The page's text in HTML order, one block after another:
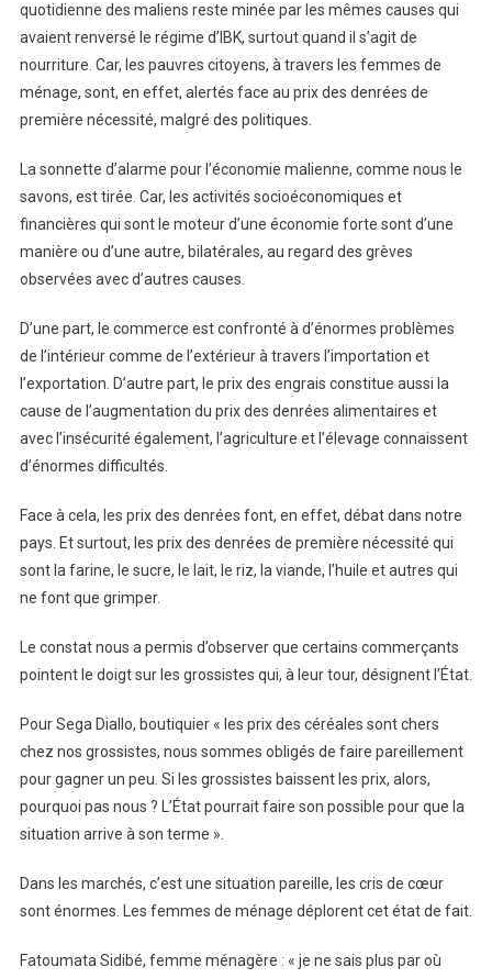
quotidienne des maliens reste minée par les mêmes causes qui
avaient renversé le régime d’IBK, surtout quand il s’agit de
nourriture. Car, les pauvres citoyens, à travers les femmes de
ménage, sont, en effet, alertés face au prix des denrées de
première nécessité, malgré des politiques.
La sonnette d’alarme pour l’économie malienne, comme nous le
savons, est tirée. Car, les activités socioéconomiques et
financières qui sont le moteur d’une économie forte sont d’une
manière ou d’une autre, bilatérales, au regard des grèves
observées avec d’autres causes.
D’une part, le commerce est confronté à d’énormes problèmes
de l’intérieur comme de l’extérieur à travers l’importation et
l’exportation. D’autre part, le prix des engrais constitue aussi la
cause de l’augmentation du prix des denrées alimentaires et
avec l’insécurité également, l’agriculture et l’élevage connaissent
d’énormes difficultés.
Face à cela, les prix des denrées font, en effet, débat dans notre
pays. Et surtout, les prix des denrées de première nécessité qui
sont la farine, le sucre, le lait, le riz, la viande, l’huile et autres qui
ne font que grimper.
Le constat nous a permis d’observer que certains commerçants
pointent le doigt sur les grossistes qui, à leur tour, désignent l’État.
Pour Sega Diallo, boutiquier « les prix des céréales sont chers
chez nos grossistes, nous sommes obligés de faire pareillement
pour gagner un peu. Si les grossistes baissent les prix, alors,
pourquoi pas nous ? L’État pourrait faire son possible pour que la
situation arrive à son terme ».
Dans les marchés, c’est une situation pareille, les cris de cœur
sont énormes. Les femmes de ménage déplorent cet état de fait.
Fatoumata Sidibé, femme ménagère : « je ne sais plus par où